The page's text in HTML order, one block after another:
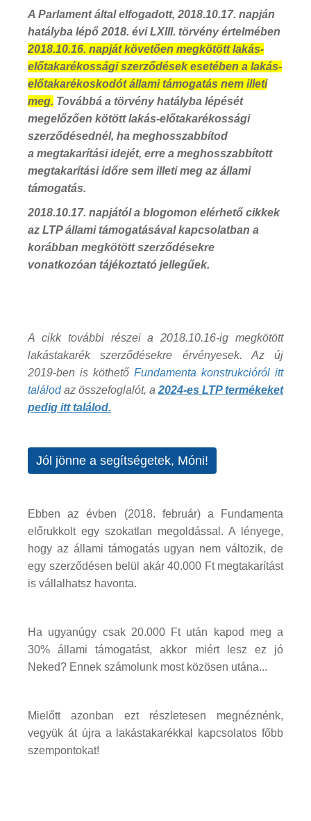
A Parlament által elfogadott, 2018.10.17. napján
hatályba lépő 2018. évi LXIII. törvény értelmében
2018.10.16. napját követően megkötött lakás-
előtakarékossági szerződések esetében a lakás-
előtakarékoskodót állami támogatás nem illeti
meg. Továbbá a törvény hatályba lépését
megelőzően kötött lakás-előtakarékossági
szerződésednél, ha meghosszabbítod
a megtakarítási idejét, erre a meghosszabbított
megtakarítási időre sem illeti meg az állami
támogatás.
2018.10.17. napjától a blogomon elérhető cikkek
az LTP állami támogatásával kapcsolatban a
korábban megkötött szerződésekre
vonatkozóan tájékoztató jellegűek.
A cikk további részei a 2018.10.16-ig megkötött
lakástakarék szerződésekre érvényesek. Az új
2019-ben is köthető Fundamenta konstrukcióról itt
találodaz összefoglalót, a 2024-es LTP termékeket
pedig itt találod.
Jól jönne a segítségetek, Móni!
Ebben az évben (2018. február) a Fundamenta
előrukkolt egy szokatlan megoldással. A lényege,
hogy az állami támogatás ugyan nem változik, de
egy szerződésen belül akár 40.000 Ft megtakarítást
is vállalhatsz havonta.
Ha ugyanúgy csak 20.000 Ft után kapod meg a
30% állami támogatást, akkor miért lesz ez jó
Neked? Ennek számolunk most közösen utána...
Mielőtt azonban ezt részletesen megnéznénk,
vegyük át újra a lakástakarékkal kapcsolatos főbb
szempontokat!